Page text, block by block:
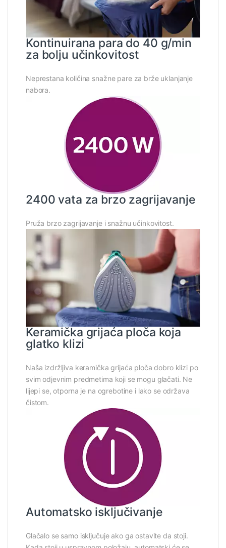
Kontinuirana para do 40 g/min
za bolju učinkovitost
Neprestana količina snažne pare za brže uklanjanje
nabora.
2400 vata za brzo zagrijavanje
Pruža brzo zagrijavanje i snažnu učinkovitost.
Keramička grijaća ploča koja
glatko klizi
Naša izdržljiva keramička grijaća ploča dobro klizi po
svim odjevnim predmetima koji se mogu glačati. Ne
lijepi se, otporna je na ogrebotine i lako se održava
čistom.
Automatsko isključivanje
Glačalo se samo isključuje ako ga ostavite da stoji.